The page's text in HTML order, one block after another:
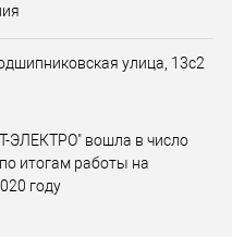
улица, 13с2
ЭЛЕКТРО" вошла в число
итогам работы на
году